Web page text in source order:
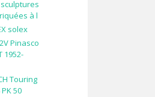
à l
solex
Pinasco
1952-
Touring
50